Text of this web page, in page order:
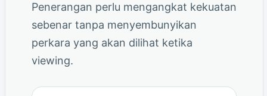
Penerangan perlu mengangkat kekuatan
sebenar tanpa menyembunyikan
perkara yang akan dilihat ketika
viewing.